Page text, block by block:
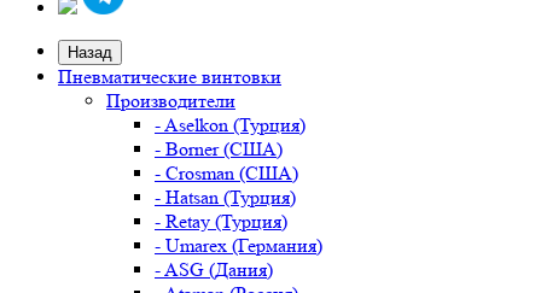
Назад
Пневматические винтовки
Производители
- Aselkon (Турция)
- Borner (США)
- Crosman (США)
- Hatsan (Турция)
- Retay (Турция)
- Umarex (Германия)
- ASG (Дания)